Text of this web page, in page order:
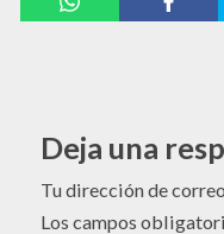
Deja una
Tu dirección de
Los campos